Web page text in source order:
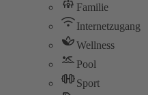
Familie
Internetzugang
Wellness
Pool
Sport